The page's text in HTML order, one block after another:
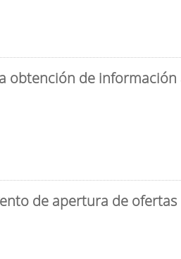
obtención de
de apertura de ofertas